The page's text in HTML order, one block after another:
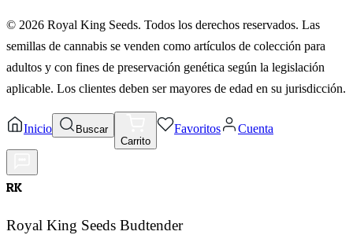
© 2026 Royal King Seeds. Todos los derechos reservados. Las
semillas de cannabis se venden como artículos de colección para
adultos y con fines de preservación genética según la legislación
aplicable. Los clientes deben ser mayores de edad en su jurisdicción.
Inicio
Buscar
Carrito
Favoritos Cuenta
RK
Royal King Seeds Budtender